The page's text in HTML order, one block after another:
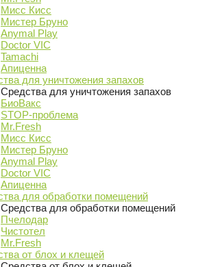
Мисс Кисс
Мистер Бруно
Anymal Play
Doctor VIC
Tamachi
Апиценна
для уничтожения запахов
Средства для уничтожения запахов
БиоВакс
STOP-проблема
Mr.Fresh
Мисс Кисс
Мистер Бруно
Anymal Play
Doctor VIC
Апиценна
для обработки помещений
Средства для обработки помещений
Пчелодар
Чистотел
Mr.Fresh
от блох и клещей